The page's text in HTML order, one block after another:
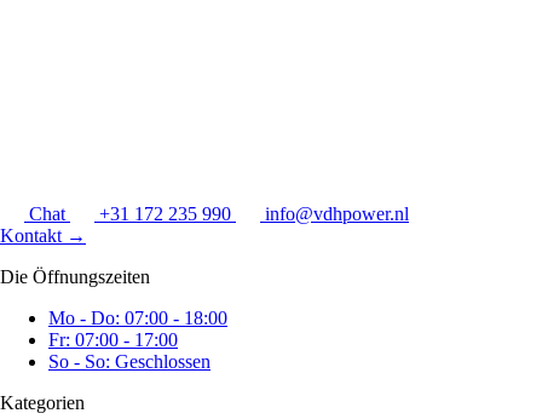
Chat +31 172 235 990
info@vdhpower.nl
Kontakt →
Die Öffnungszeiten
Mo - Do: 07:00 - 18:00
Fr: 07:00 - 17:00
So - So: Geschlossen
Kategorien